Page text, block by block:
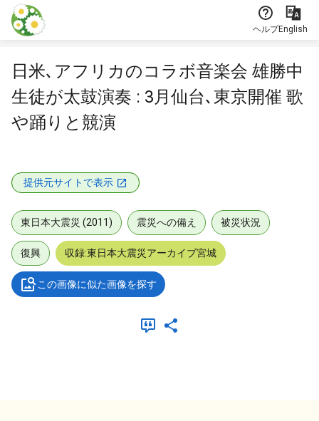
本文に飛ぶ
ヘルプEnglish
日米､アフリカのコラボ音楽会 雄勝中
生徒が太鼓演奏 : 3月仙台､東京開催 歌
や踊りと競演
提供元サイトで表示
東日本大震災 (2011) 震災への備え 被災状況
復興 収録:東日本大震災アーカイブ宮城
この画像に似た画像を探す